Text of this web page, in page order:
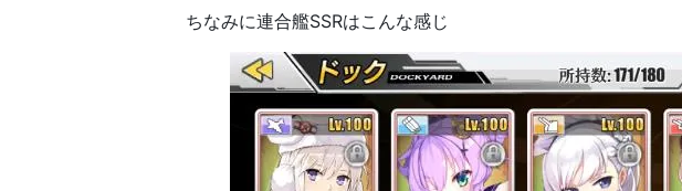
ちなみに連合艦SSRはこんな感じ